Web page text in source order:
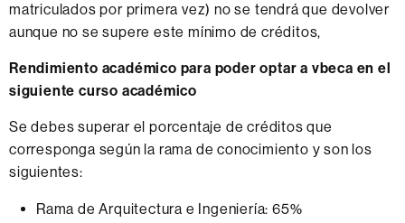
matriculados por primera vez) no se tendrá que devolver
aunque no se supere este mínimo de créditos,
Rendimiento académico para poder optar a vbeca en el
siguiente curso académico
Se debes superar el porcentaje de créditos que
corresponga según la rama de conocimiento y son los
siguientes:
Rama de Arquitectura e Ingeniería: 65%